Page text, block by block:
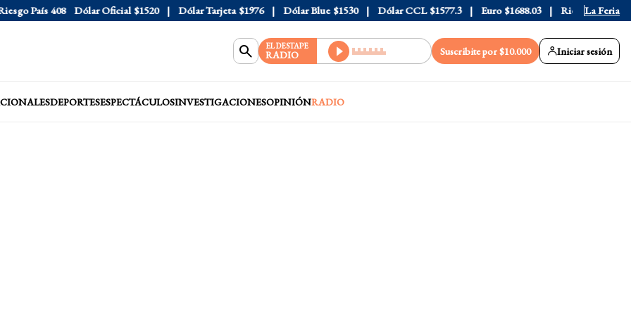
País 408 Dólar Oficial $1520 Dólar Tarjeta $1976 Dólar Blue $1530 Dólar CCL $1577.3 Euro $1688.03 Riesgo País 408
La Feria
EL DESTAPE
RADIO Suscribite por $10.000 Iniciar sesión
DEPORTESESPECTÁCULOSINVESTIGACIONESOPINIÓNRADIO